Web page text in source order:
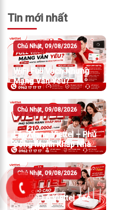
Tin mới nhất
Chủ Nhật, 09/08/2026
WiFi Full Vạch Nhưng
Mạng Vẫn Yếu?
Chủ Nhật, 09/08/2026
Lắp Mạng Viettel – Phủ
Sóng Mạnh Khắp Nhà
Chỉ Từ 210.000đ/Tháng
Chủ Nhật, 09/08/2026
Lắp WiFi 6 Viettel Tốc
Độ Cao